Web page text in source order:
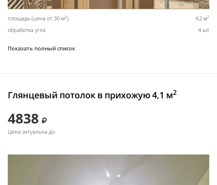
площадь (цена от 30 м2) 4,2 м2
обработка угла 4 шт
Показать полный список
Глянцевый потолок в прихожую 4,1 м2
4838
Цена актуальна до